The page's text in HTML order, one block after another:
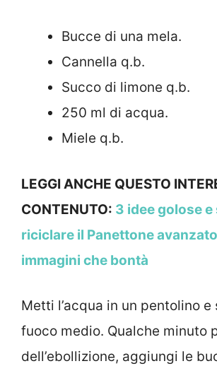
Bucce di una mela.
Cannella q.b.
Succo di limone q.b.
250 ml di acqua.
Miele q.b.
LEGGI ANCHE QUESTO
CONTENUTO: 3 idee golose
riciclare il Panettone
immagini che bontà
Metti l’acqua in un pentolino e
fuoco medio. Qualche minuto
dell’ebollizione, aggiungi le